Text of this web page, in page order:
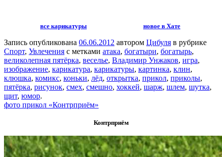
все карикатуры новое в Хате
Запись опубликована 06.06.2012 автором Цибуля в рубрике
Спорт, Увлечения с метками атака, богатыри, богатырь,
великолепная пятёрка, веселье, Владимир Унжаков, игра,
изображение, карикатура, карикатуры, картинка, клин,
клюшка, комикс, коньки, лёд, открытка, прикол, приколы,
пятёрка, рисунок, смех, смешно, хоккей, шарж, шлем, шутка,
щит, юмор.
фото прикол «Контрприём»
Контрприём